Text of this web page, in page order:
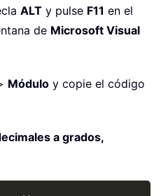
ALT y pulse F11 en el
de Microsoft Visual
Módulo y copie el código
a grados,